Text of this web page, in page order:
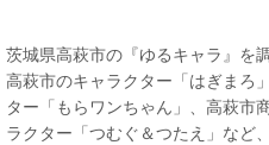
茨城県高萩市の『ゆるキャラ』を
高萩市のキャラクター「はぎまろ
ター「もらワンちゃん」、高萩市
ラクター「つむぐ＆つたえ」など